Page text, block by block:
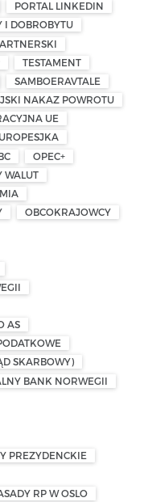
PORTAL LINKEDIN
I DOBROBYTU
TESTAMENT
SAMBOERAVTALE
NAKAZ POWROTU
UE
OPEC+
WALUT
OBCOKRAJOWCY
AS
SKARBOWY)
BANK NORWEGII
PREZYDENCKIE
RP W OSLO